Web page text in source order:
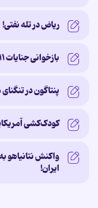
ریاض در تله نفتی!
بازخوانی جنایات ۱۱ساله‌ عربستان در یمن
پنتاگون در
کودک‌کشی آمریکایی‌ها
واکنش نتانیاهو
ایران!